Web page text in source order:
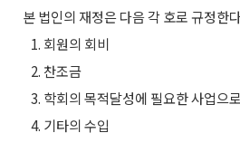
본 법인의 재정은 다음 각 호로 규정한
1. 회원의 회비
2. 찬조금
3. 학회의 목적달성에 필요한 사업으
4. 기타의 수입